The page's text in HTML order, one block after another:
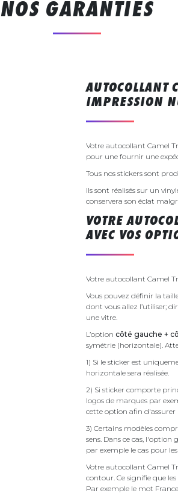
NOS GARANTIES
AUTOCOLLANT
IMPRESSION
Votre autocollant Camel
pour une fournir une
Tous nos stickers sont
Ils sont réalisés sur un
conservera son éclat
VOTRE
AVEC VOS
Votre autocollant Camel
Vous pouvez définir la
dont vous allez l’utiliser;
une vitre.
L’option côté gauche +
symétrie (horizontale).
1) Si le sticker est
horizontale sera réalisée.
2) Si sticker comporte
logos de marques par
cette option afin
3) Certains modèles
sens. Dans ce cas,
par exemple le cas pour
Votre autocollant Camel
contour. Ce signifie que
Par exemple le mot